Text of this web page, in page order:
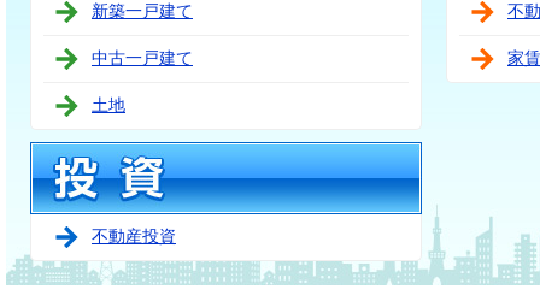
新築一戸建て
中古一戸建て
土地
不動産投資
不
家